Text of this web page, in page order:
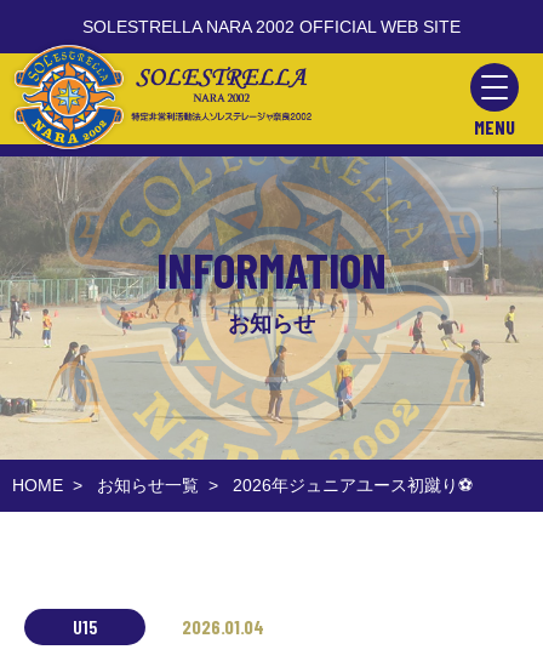
SOLESTRELLA NARA 2002 OFFICIAL WEB SITE
MENU
INFORMATION
お知らせ
HOME > お知らせ一覧 > 2026年ジュニアユース初蹴り⚽️
U15 2026.01.04